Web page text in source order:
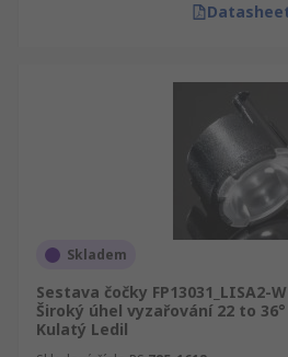
Skladem
Sestava čočky FP13031_LISA2-
Široký úhel vyzařování 22 to
Kulatý Ledil